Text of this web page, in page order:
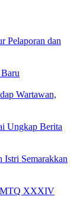
Pelaporan dan
Wartawan,
Ungkap Berita
Semarakkan
MTQ XXXIV